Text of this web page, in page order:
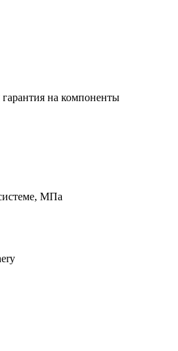
на компоненты
МПа